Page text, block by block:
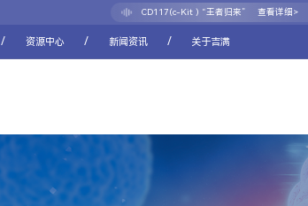
CD117(c-Kit ) “王者归来”
查看详细>
/ 资源中心 / 新闻资讯 / 关于吉满